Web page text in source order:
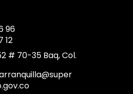
96
12
# 70-35 Baq, Col.